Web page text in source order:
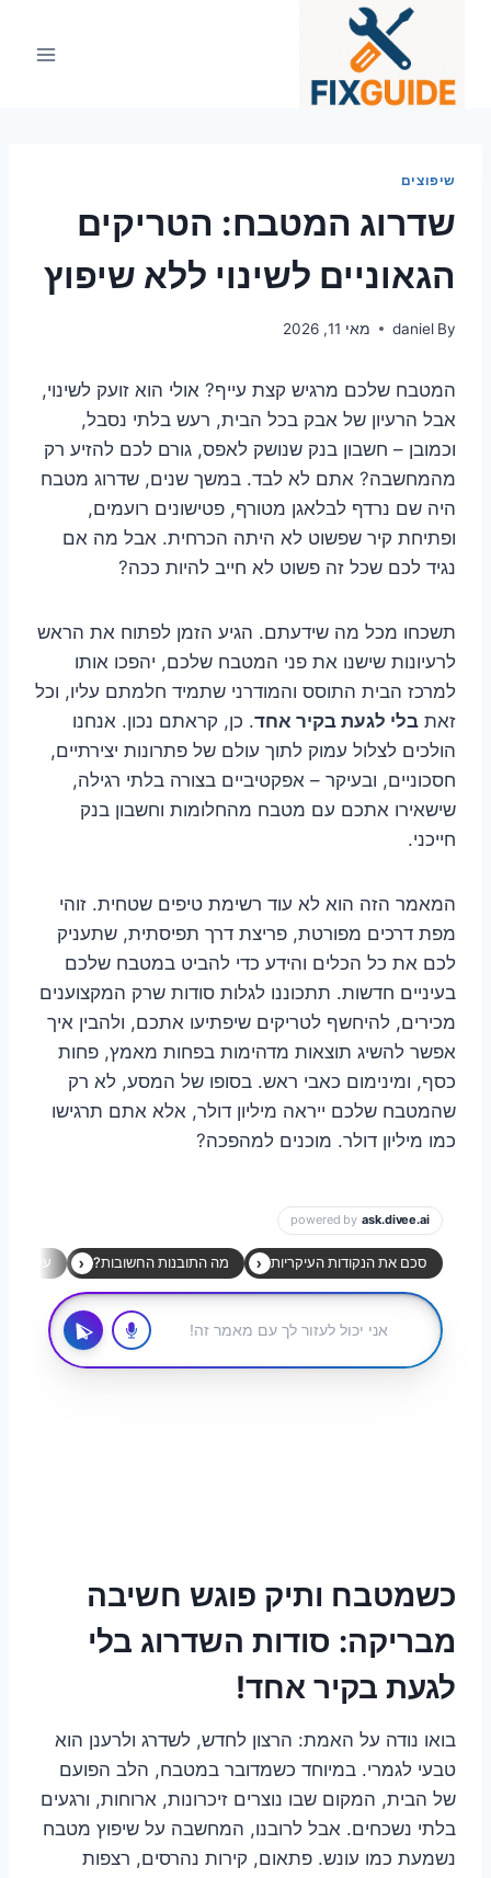
שיפוצים
שדרוג המטבח: הטריקים
הגאוניים לשינוי ללא שיפוץ
By
daniel מאי 11, 2026
המטבח שלכם מרגיש קצת עייף? אולי הוא זועק לשינוי,
אבל הרעיון של אבק בכל הבית, רעש בלתי נסבל,
וכמובן – חשבון בנק שנושק לאפס, גורם לכם להזיע רק
מהמחשבה? אתם לא לבד. במשך שנים, שדרוג מטבח
היה שם נרדף לבלאגן מטורף, פטישונים רועמים,
ופתיחת קיר שפשוט לא היתה הכרחית. אבל מה אם
נגיד לכם שכל זה פשוט לא חייב להיות ככה?
תשכחו מכל מה שידעתם. הגיע הזמן לפתוח את הראש
לרעיונות שישנו את פני המטבח שלכם, יהפכו אותו
למרכז הבית התוסס והמודרני שתמיד חלמתם עליו, וכל
זאת בלי לגעת בקיר אחד. כן, קראתם נכון. אנחנו
הולכים לצלול עמוק לתוך עולם של פתרונות יצירתיים,
חסכוניים, ובעיקר – אפקטיביים בצורה בלתי רגילה,
שישאירו אתכם עם מטבח מהחלומות וחשבון בנק
חייכני.
המאמר הזה הוא לא עוד רשימת טיפים שטחית. זוהי
מפת דרכים מפורטת, פריצת דרך תפיסתית, שתעניק
לכם את כל הכלים והידע כדי להביט במטבח שלכם
בעיניים חדשות. תתכוננו לגלות סודות שרק המקצוענים
מכירים, להיחשף לטריקים שיפתיעו אתכם, ולהבין איך
אפשר להשיג תוצאות מדהימות בפחות מאמץ, פחות
כסף, ומינימום כאבי ראש. בסופו של המסע, לא רק
שהמטבח שלכם ייראה מיליון דולר, אלא אתם תרגישו
כמו מיליון דולר. מוכנים למהפכה?
כשמטבח ותיק פוגש חשיבה
מבריקה: סודות השדרוג בלי
לגעת בקיר אחד!
בואו נודה על האמת: הרצון לחדש, לשדרג ולרענן הוא
טבעי לגמרי. במיוחד כשמדובר במטבח, הלב הפועם
של הבית, המקום שבו נוצרים זיכרונות, ארוחות, ורגעים
בלתי נשכחים. אבל לרובנו, המחשבה על שיפוץ מטבח
נשמעת כמו עונש. פתאום, קירות נהרסים, רצפות